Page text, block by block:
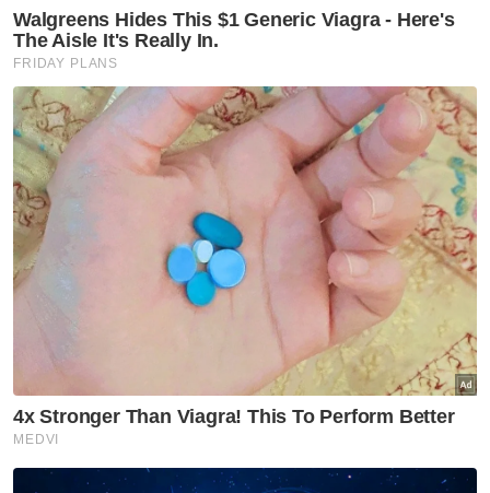
“Orang ramai juga dinasihatkan agar sentiasa
berwaspada dengan berada di rumah dan
tidak keluar jika tiada keperluan, elakkan
berkumpul dan patuhi prosedur operasi
standard (SOP) serta amalkan normal
baharu,” katanya.
Muat turun aplikasi Sinar Harian.Klik di sini!
Terengganu